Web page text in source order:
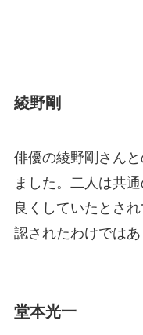
綾野剛
俳優の綾野剛さん
ました。二人は共
良くしていたとさ
認されたわけではあ
堂本光一